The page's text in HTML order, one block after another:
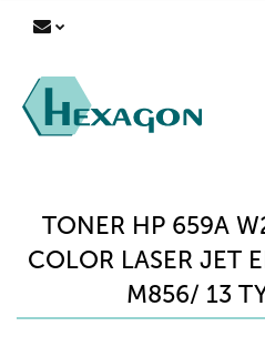
TONER HP 659A
COLOR LASER JET
M856/ 13